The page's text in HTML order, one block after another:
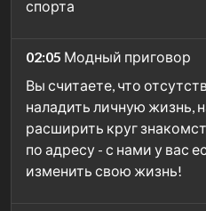
спорта
02:05 Модный приговор
Вы считаете, что
наладить личную жизнь,
расширить круг
по адресу - с нами у вас
изменить свою жизнь!